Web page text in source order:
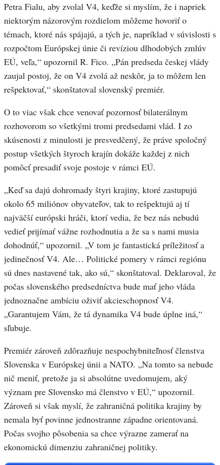
Petra Fialu, aby zvolal V4, keďže si myslím, že i napriek
niektorým názorovým rozdielom môžeme hovoriť o
témach, ktoré nás spájajú, a tých je, napríklad v súvislosti s
rozpočtom Európskej únie či revíziou dlhodobých zmlúv
EÚ, veľa,“ upozornil R. Fico. „Pán predseda českej vlády
zaujal postoj, že on V4 zvolá až neskôr, ja to môžem len
rešpektovať,“ skonštatoval slovenský premiér.
O to viac však chce venovať pozornosť bilaterálnym
rozhovorom so všetkými tromi predsedami vlád. I zo
skúsenosti z minulosti je presvedčený, že práve spoločný
postup všetkých štyroch krajín dokáže každej z nich
pomôcť presadiť svoje postoje v rámci EÚ.
„Keď sa dajú dohromady štyri krajiny, ktoré zastupujú
okolo 65 miliónov obyvateľov, tak to rešpektujú aj tí
najväčší európski hráči, ktorí vedia, že bez nás nebudú
vedieť prijímať vážne rozhodnutia a že sa s nami musia
dohodnúť,“ upozornil. „V tom je fantastická príležitosť a
jedinečnosť V4. Ale… Politické pomery v rámci regiónu
sú dnes nastavené tak, ako sú,“ skonštatoval. Deklaroval, že
počas slovenského predsedníctva bude mať jeho vláda
jednoznačne ambíciu oživiť akcieschopnosť V4.
„Garantujem Vám, že tá dynamika V4 bude úplne iná,“
sľubuje.
Premiér zároveň zdôrazňuje nespochybniteľnosť členstva
Slovenska v Európskej únii a NATO. „Na tomto sa nebude
nič meniť, pretože ja si absolútne uvedomujem, aký
význam pre Slovensko má členstvo v EÚ,“ upozornil.
Zároveň si však myslí, že zahraničná politika krajiny by
nemala byť povinne jednostranne západne orientovaná.
Počas svojho pôsobenia sa chce výrazne zamerať na
ekonomickú dimenziu zahraničnej politiky.